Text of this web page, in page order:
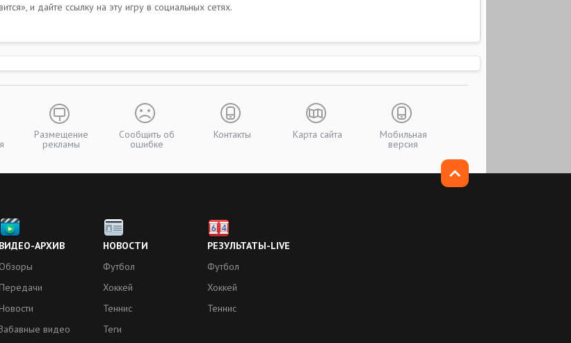
и дайте ссылку на эту игру в социальных сетях.
Размещение
рекламы
Сообщить об
ошибке
Контакты Карта сайта Мобильная
версия
ВИДЕО-АРХИВ
Обзоры
Передачи
Новости
видео
НОВОСТИ
Футбол
Хоккей
Теннис
Теги
РЕЗУЛЬТАТЫ-LIVE
Футбол
Хоккей
Теннис